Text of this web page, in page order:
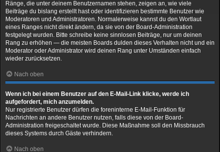
Ränge, die unter deinem Benutzernamen stehen, zeigen an, wie viele
Beiträge du bislang erstellt hast oder identifizieren bestimmte Benutzer wie
Moderatoren und Administratoren. Normalerweise kannst du den Wortlaut
eines Ranges nicht direkt ändern, da sie von der Board-Administration
festgelegt wurden. Bitte schreibe keine sinnlosen Beiträge, nur um deinen
Rang zu erhöhen — die meisten Boards dulden dieses Verhalten nicht und ein
Moderator oder Administrator wird deinen Rang unter Umständen einfach
wieder zurücksetzen.
Nach oben
Wenn ich bei einem Benutzer auf den E-Mail-Link klicke, werde ich
aufgefordert, mich anzumelden.
Nur registrierte Benutzer dürfen die foreninterne E-Mail-Funktion für
Nachrichten an andere Benutzer nutzen, falls diese von der Board-
Administration freigeschaltet wurde. Diese Maßnahme soll den Missbrauch
dieses Systems durch Gäste verhindern.
Nach oben